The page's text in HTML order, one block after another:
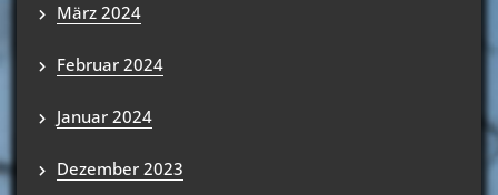
März 2024
Februar 2024
Januar 2024
Dezember 2023